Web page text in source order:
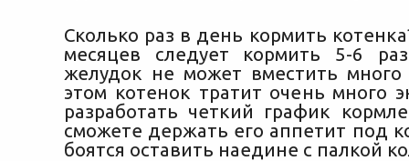
Сколько раз в день кормить
месяцев следует кормить 5-6
желудок не может вместить
этом котенок тратит очень много
разработать четкий график
сможете держать его аппетит под
боятся оставить наедине с палкой